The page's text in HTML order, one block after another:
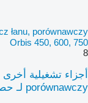
Orbis 450, 600, 750
8
porównawczy لـ حصادة الذرة Claas Orbis 450, 600, 750